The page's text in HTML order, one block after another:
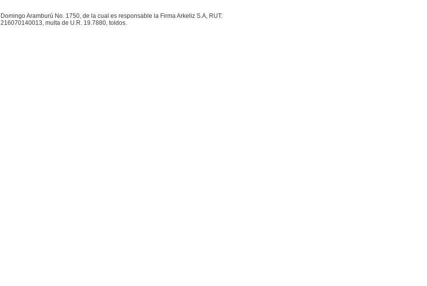
Domingo Aramburú No. 1750, de la cual es responsable la Firma Arkeliz S.A, RUT:
216070140013, multa de U.R. 19.7880, toldos.